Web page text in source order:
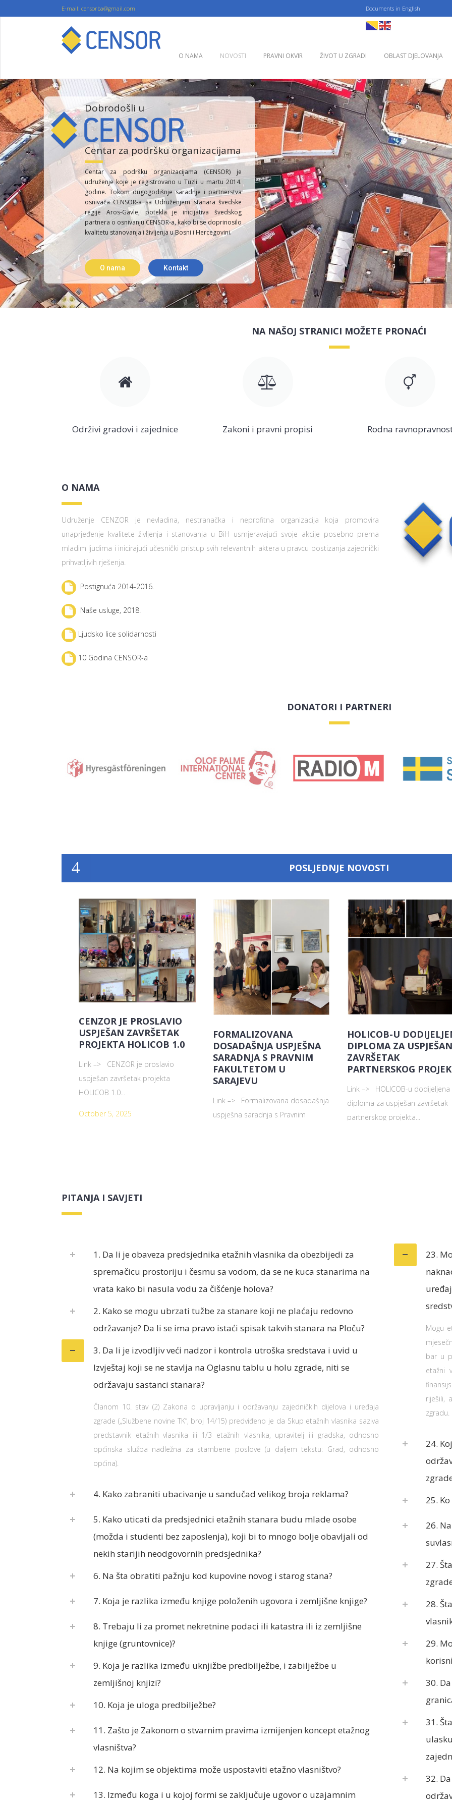
E-mail: censorba@gmail.com Documents in English Pratite
O NAMA NOVOSTI PRAVNI OKVIR ŽIVOT U ZGRADI OBLAST DJELOVANJA
Dobrodošli u
Centar za podršku organizacijama
Centar za podršku organizacijama (CENSOR) je
udruženje koje je registrovano u Tuzli u martu 2014.
godine. Tokom dugogodišnje saradnje i partnerstva
osnivača CENSOR-a sa Udruženjem stanara švedske
regije Aros-Gävle, potekla je inicijativa švedskog
partnera o osnivanju CENSOR-a, kako bi se doprinosilo
kvalitetu stanovanja i življenja u Bosni i Hercegovini.
O nama Kontakt
NA NAŠOJ STRANICI MOŽETE PRONAĆI
Održivi gradovi i zajednice Zakoni i pravni propisi Rodna
O NAMA
Udruženje CENZOR je nevladina, nestranačka i neprofitna organizacija koja promovira
unaprjeđenje kvalitete življenja i stanovanja u BiH usmjeravajući svoje akcije posebno prema
mladim ljudima i inicirajući učesnički pristup svih relevantnih aktera u pravcu postizanja zajednički
prihvatljivih rješenja.
Postignuća 2014-2016.
Naše usluge, 2018.
Ljudsko lice solidarnosti
10 Godina CENSOR-a
DONATORI I PARTNERI
POSLJEDNJE NOVOSTI
CENZOR JE PROSLAVIO
USPJEŠAN ZAVRŠETAK
PROJEKTA HOLICOB 1.0
Link –> CENZOR je proslavio
uspješan završetak projekta
HOLICOB 1.0...
October 5, 2025
FORMALIZOVANA
DOSADAŠNJA USPJEŠNA
SARADNJA S PRAVNIM
FAKULTETOM U
SARAJEVU
Link –> Formalizovana dosadašnja
uspješna saradnja s Pravnim
HOLICOB-U
DIPLOMA ZA USPJEŠAN
ZAVRŠETAK
PARTNERSKOG
Link –> HOLICOB-u dodijeljena
diploma za uspješan završetak
partnerskog projekta...
PITANJA I SAVJETI
1. Da li je obaveza predsjednika etažnih vlasnika da obezbijedi za
spremačicu prostoriju i česmu sa vodom, da se ne kuca stanarima na
vrata kako bi nasula vodu za čišćenje holova?
2. Kako se mogu ubrzati tužbe za stanare koji ne plaćaju redovno
održavanje? Da li se ima pravo istaći spisak takvih stanara na Ploču?
3. Da li je izvodljiv veći nadzor i kontrola utroška sredstava i uvid u
Izvještaj koji se ne stavlja na Oglasnu tablu u holu zgrade, niti se
održavaju sastanci stanara?
Članom 10. stav (2) Zakona o upravljanju i održavanju zajedničkih dijelova i uređaja
zgrade („Službene novine TK”, broj 14/15) predviđeno je da Skup etažnih vlasnika saziva
predstavnik etažnih vlasnika ili 1/3 etažnih vlasnika, upravitelj ili gradska, odnosno
općinska služba nadležna za stambene poslove (u daljem tekstu: Grad, odnosno
općina).
4. Kako zabraniti ubacivanje u sandučad velikog broja reklama?
5. Kako uticati da predsjednici etažnih stanara budu mlade osobe
(možda i studenti bez zaposlenja), koji bi to mnogo bolje obavljali od
nekih starijih neodgovornih predsjednika?
6. Na šta obratiti pažnju kod kupovine novog i starog stana?
7. Koja je razlika između knjige položenih ugovora i zemljišne knjige?
8. Trebaju li za promet nekretnine podaci ili katastra ili iz zemljišne
knjige (gruntovnice)?
9. Koja je razlika između uknjižbe predbilježbe, i zabilježbe u
zemljišnoj knjizi?
10. Koja je uloga predbilježbe?
11. Zašto je Zakonom o stvarnim pravima izmijenjen koncept etažnog
vlasništva?
12. Na kojim se objektima može uspostaviti etažno vlasništvo?
13. Između koga i u kojoj formi se zaključuje ugovor o uzajamnim
23.
Mogu
bar u
etažni
riješili,
zgradu.
24.
25.
26.
27.
28.
29.
30.
31.
32.